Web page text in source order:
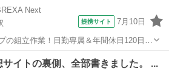
Next
提携サイト 7月10日
の組立作業！日勤専属＆年間休日120日
！送迎あり！マイカー通勤OK◎無料駐車
で快適作業！《福島県会津若松市》 人
津若松駅 その他